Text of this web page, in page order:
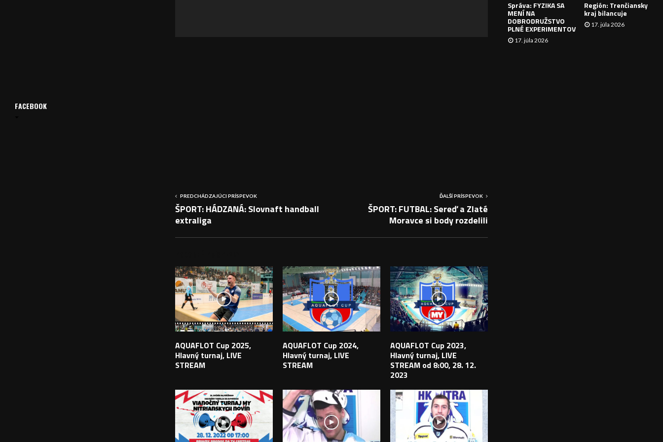
PREDCHÁDZAJÚCI PRÍSPEVOK
ŠPORT: HÁDZANÁ: Slovnaft handball
extraliga
ĎALŠÍ PRÍSPEVOK
ŠPORT: FUTBAL: Sereď a Zlaté
Moravce si body rozdelili
AQUAFLOT Cup 2025,
Hlavný turnaj, LIVE
STREAM
AQUAFLOT Cup 2024,
Hlavný turnaj, LIVE
STREAM
AQUAFLOT Cup 2023,
Hlavný turnaj, LIVE
STREAM od 8:00, 28. 12.
2023
FACEBOOK
I
Správa: FYZIKA SA
MENÍ NA
DOBRODRUŽSTVO
PLNÉ EXPERIMENTOV
17. júla 2026
Región: Trenčiansky
kraj bilancuje
17. júla 2026